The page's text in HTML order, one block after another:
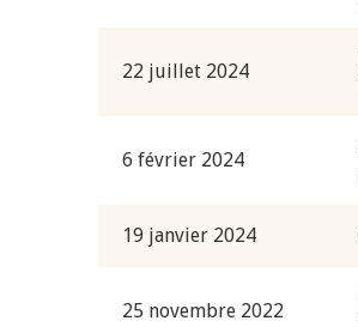
22 juillet 2024
6 février 2024
19 janvier 2024
25 novembre 2022
Monétaire de la BCEAO du 4